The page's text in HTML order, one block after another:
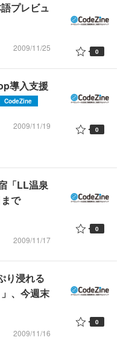
プレビュ
2009/11/25 0
導入支援
CodeZine
2009/11/19 0
「LL温泉
で
2009/11/17
0
り浸れる
、今週末
2009/11/16
0